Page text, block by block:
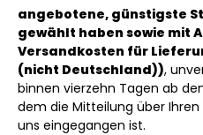
angebotene, günstigste
gewählt haben sowie mit
Versandkosten für
(nicht Deutschland)),
binnen vierzehn Tagen ab
dem die Mitteilung über
uns eingegangen ist.